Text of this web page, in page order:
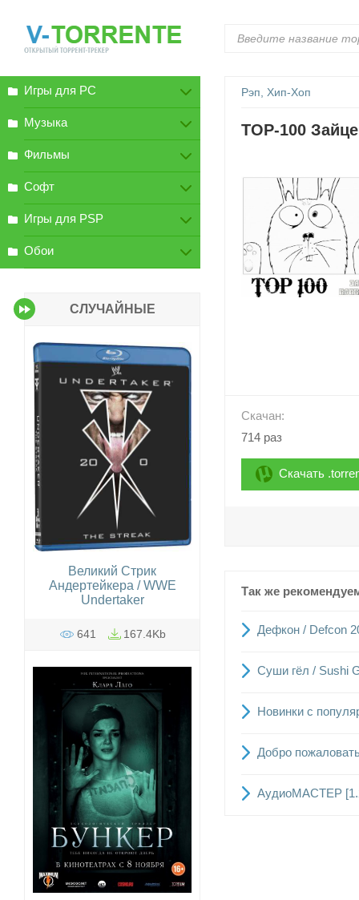
Рэп, Хип-Хоп
TOP-100
Скачан:
714 раз
Скачать
Так же
Дефкон / Defcon
Суши гёл / Sushi
Новинки с
Добро
АудиоМАСТЕР
Игры для PC
Музыка
Фильмы
Софт
Игры для PSP
Обои
СЛУЧАЙНЫЕ
Великий Стрик
Андертейкера / WWE
Undertaker
641 167.4Kb